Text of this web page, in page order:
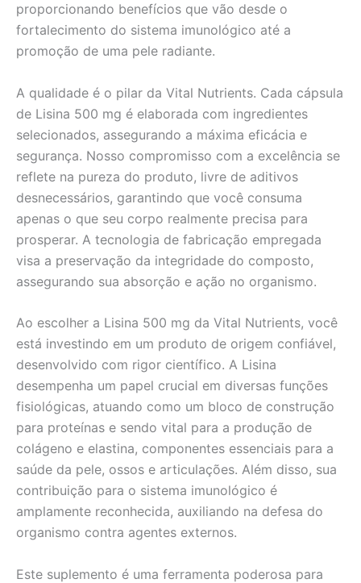
proporcionando benefícios que vão desde o
fortalecimento do sistema imunológico até a
promoção de uma pele radiante.
A qualidade é o pilar da Vital Nutrients. Cada cápsula
de Lisina 500 mg é elaborada com ingredientes
selecionados, assegurando a máxima eficácia e
segurança. Nosso compromisso com a excelência se
reflete na pureza do produto, livre de aditivos
desnecessários, garantindo que você consuma
apenas o que seu corpo realmente precisa para
prosperar. A tecnologia de fabricação empregada
visa a preservação da integridade do composto,
assegurando sua absorção e ação no organismo.
Ao escolher a Lisina 500 mg da Vital Nutrients, você
está investindo em um produto de origem confiável,
desenvolvido com rigor científico. A Lisina
desempenha um papel crucial em diversas funções
fisiológicas, atuando como um bloco de construção
para proteínas e sendo vital para a produção de
colágeno e elastina, componentes essenciais para a
saúde da pele, ossos e articulações. Além disso, sua
contribuição para o sistema imunológico é
amplamente reconhecida, auxiliando na defesa do
organismo contra agentes externos.
Este suplemento é uma ferramenta poderosa para